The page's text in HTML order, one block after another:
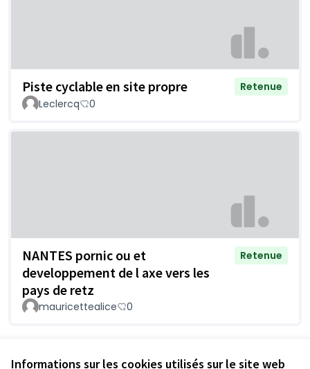
Informations sur les cookies utilisés sur le site web
Piste cyclable en site propre
Retenue
Leclercq
0
NANTES pornic ou et
developpement de l axe vers les
pays de retz
Retenue
mauricettealice 0